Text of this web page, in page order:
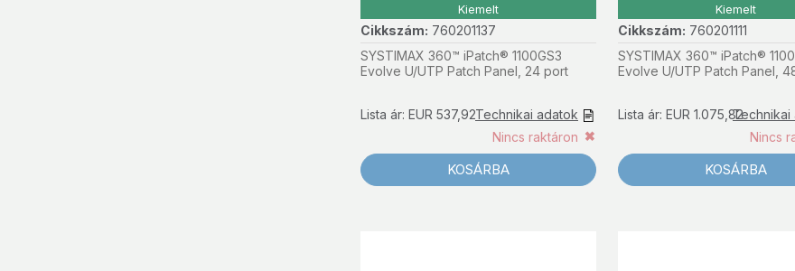
Kiemelt
Cikkszám: 760201137
SYSTIMAX 360™ iPatch® 1100GS3
Evolve U/UTP Patch Panel, 24 port
Technikai adatok
Lista ár: EUR 537,92
Nincs raktáron
KOSÁRBA
Kiemelt
Cikkszám: 760201111
SYSTIMAX 360™ iPatch®
Evolve U/UTP Patch Panel,
Technikai
Lista ár: EUR 1.075,82
Nincs
KOSÁRBA